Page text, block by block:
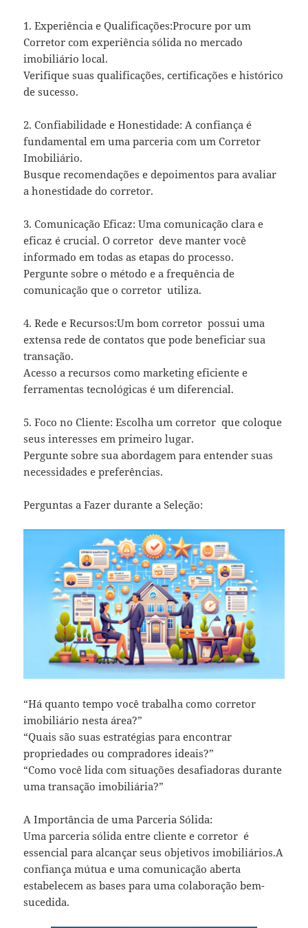
1. Experiência e Qualificações:Procure por um
Corretor com experiência sólida no mercado
imobiliário local.
Verifique suas qualificações, certificações e histórico
de sucesso.
2. Confiabilidade e Honestidade: A confiança é
fundamental em uma parceria com um Corretor
Imobiliário.
Busque recomendações e depoimentos para avaliar
a honestidade do corretor.
3. Comunicação Eficaz: Uma comunicação clara e
eficaz é crucial. O corretor deve manter você
informado em todas as etapas do processo.
Pergunte sobre o método e a frequência de
comunicação que o corretor utiliza.
4. Rede e Recursos:Um bom corretor possui uma
extensa rede de contatos que pode beneficiar sua
transação.
Acesso a recursos como marketing eficiente e
ferramentas tecnológicas é um diferencial.
5. Foco no Cliente: Escolha um corretor que coloque
seus interesses em primeiro lugar.
Pergunte sobre sua abordagem para entender suas
necessidades e preferências.
Perguntas a Fazer durante a Seleção:
“Há quanto tempo você trabalha como corretor
imobiliário nesta área?”
“Quais são suas estratégias para encontrar
propriedades ou compradores ideais?”
“Como você lida com situações desafiadoras durante
uma transação imobiliária?”
A Importância de uma Parceria Sólida:
Uma parceria sólida entre cliente e corretor é
essencial para alcançar seus objetivos imobiliários.A
confiança mútua e uma comunicação aberta
estabelecem as bases para uma colaboração bem-
sucedida.